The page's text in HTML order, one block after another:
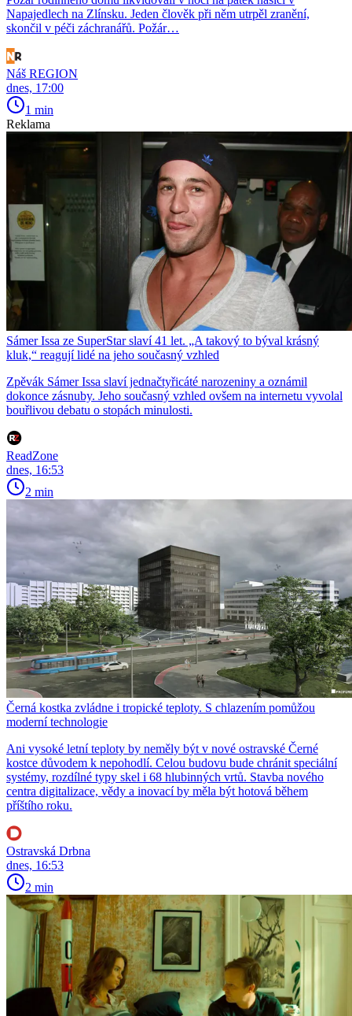
Napajedlech na Zlínsku. Jeden člověk při něm utrpěl zranění,
skončil v péči záchranářů. Požár…
Náš REGION
dnes, 17:00
1 min
Reklama
Sámer Issa ze SuperStar slaví 41 let. „A takový to býval krásný
kluk,“ reagují lidé na jeho současný vzhled
Zpěvák Sámer Issa slaví jednačtyřicáté narozeniny a oznámil
dokonce zásnuby. Jeho současný vzhled ovšem na internetu vyvolal
bouřlivou debatu o stopách minulosti.
ReadZone
dnes, 16:53
2 min
Černá kostka zvládne i tropické teploty. S chlazením pomůžou
moderní technologie
Ani vysoké letní teploty by neměly být v nové ostravské Černé
kostce důvodem k nepohodlí. Celou budovu bude chránit speciální
systémy, rozdílné typy skel i 68 hlubinných vrtů. Stavba nového
centra digitalizace, vědy a inovací by měla být hotová během
příštího roku.
Ostravská Drbna
dnes, 16:53
2 min